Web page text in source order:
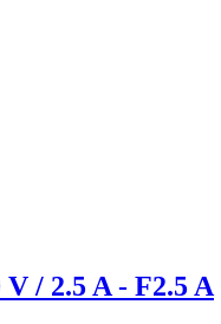
/ 2.5 A - F2.5 A